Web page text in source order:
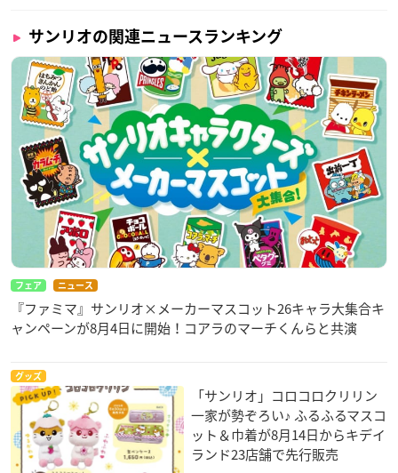
サンリオの関連ニュースランキング
フェア ニュース
『ファミマ』サンリオ×メーカーマスコット26キャラ大集合キ
ャンペーンが8月4日に開始！コアラのマーチくんらと共演
グッズ
「サンリオ」コロコロクリリン
一家が勢ぞろい♪ ふるふるマスコ
ット＆巾着が8月14日からキデイ
ランド23店舗で先行販売